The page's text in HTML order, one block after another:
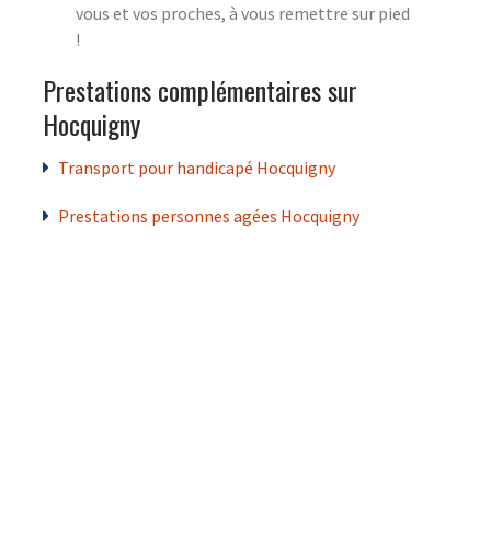
vous et vos proches, à vous remettre sur pied
!
Prestations complémentaires sur
Hocquigny
Transport pour handicapé Hocquigny
Prestations personnes agées Hocquigny